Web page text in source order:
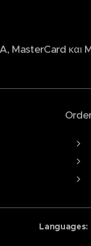
MasterCard και
Languages